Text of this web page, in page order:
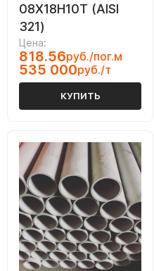
08Х18Н10Т (AISI
321)
Цена:
818.56руб./пог.м
535 000руб./т
КУПИТЬ